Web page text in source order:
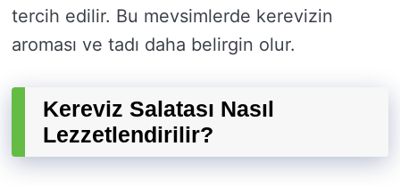
tercih edilir. Bu mevsimlerde kerevizin
aroması ve tadı daha belirgin olur.
Kereviz Salatası Nasıl
Lezzetlendirilir?